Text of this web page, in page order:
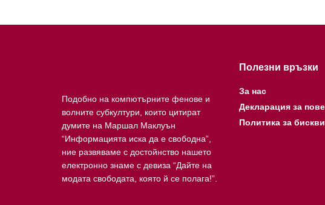
Подобно на компютърните фенове и
волните субкултури, които цитират
думите на Маршал Маклуън
“Информацията иска да е свободна”,
ние развяваме с достойнство нашето
електронно знаме с девиза “Дайте на
модата свободата, която й се полага!”.
Полезни връзки
За нас
Декларация за
Политика за